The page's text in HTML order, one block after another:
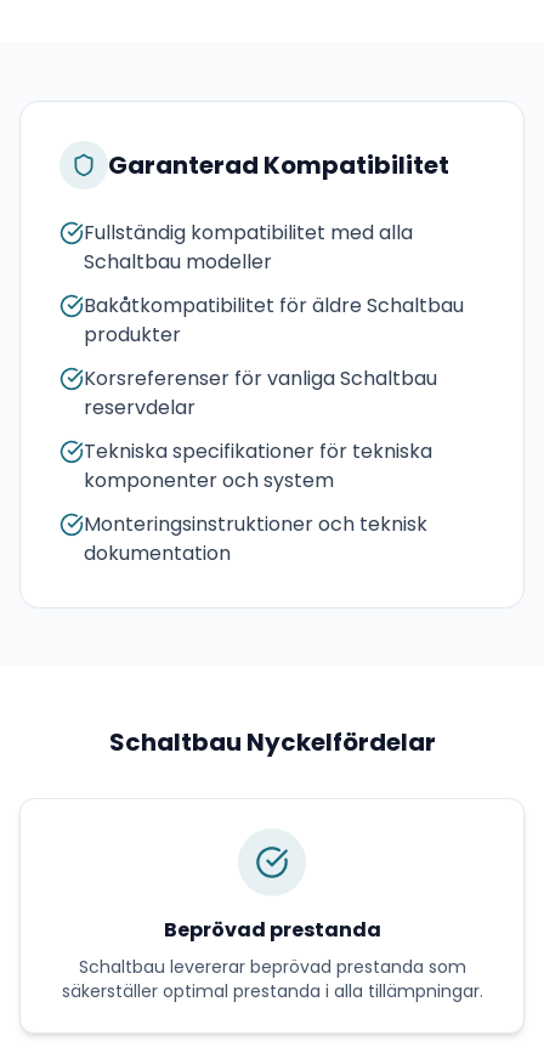
Garanterad Kompatibilitet
Fullständig kompatibilitet med alla
Schaltbau modeller
Bakåtkompatibilitet för äldre Schaltbau
produkter
Korsreferenser för vanliga Schaltbau
reservdelar
Tekniska specifikationer för tekniska
komponenter och system
Monteringsinstruktioner och teknisk
dokumentation
Schaltbau Nyckelfördelar
Beprövad prestanda
Schaltbau levererar beprövad prestanda som
säkerställer optimal prestanda i alla tillämpningar.